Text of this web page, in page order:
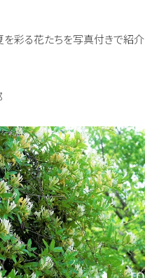
彩る花たちを写真付きで紹介